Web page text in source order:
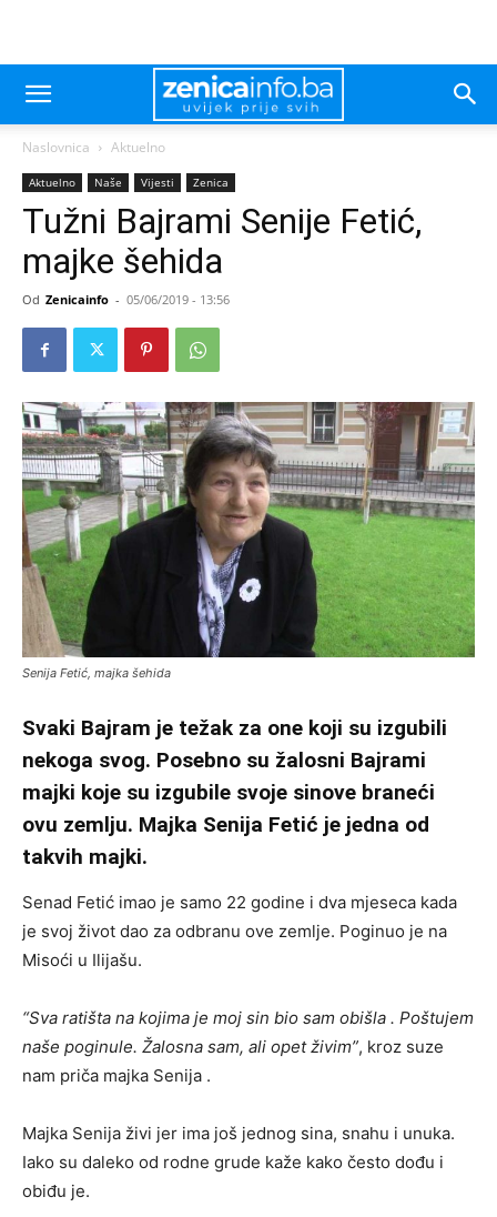
Naslovnica Aktuelno
Aktuelno Naše Vijesti Zenica
Tužni Bajrami Senije Fetić,
majke šehida
Od Zenicainfo - 05/06/2019 - 13:56
Senija Fetić, majka šehida
Svaki Bajram je težak za one koji su izgubili
nekoga svog. Posebno su žalosni Bajrami
majki koje su izgubile svoje sinove braneći
ovu zemlju. Majka Senija Fetić je jedna od
takvih majki.
Senad Fetić imao je samo 22 godine i dva mjeseca kada
je svoj život dao za odbranu ove zemlje. Poginuo je na
Misoći u Ilijašu.
“Sva ratišta na kojima je moj sin bio sam obišla . Poštujem
naše poginule. Žalosna sam, ali opet živim”, kroz suze
nam priča majka Senija .
Majka Senija živi jer ima još jednog sina, snahu i unuka.
Iako su daleko od rodne grude kaže kako često dođu i
obiđu je.